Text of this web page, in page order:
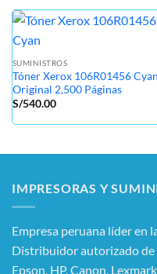
SUMINISTROS
Tóner Xerox 106R01456 Cyan
Original 2,500 Páginas
S/540.00
IMPRESORAS Y
Empresa peruana líder en
Distribuidor autorizado de
Epson, HP, Canon,